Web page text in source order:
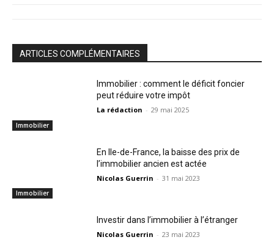
ARTICLES COMPLÉMENTAIRES
Immobilier
Immobilier : comment le déficit foncier
peut réduire votre impôt
La rédaction - 29 mai 2025
Immobilier
En Ile-de-France, la baisse des prix de
l’immobilier ancien est actée
Nicolas Guerrin - 31 mai 2023
Investir dans l’immobilier à l’étranger
Nicolas Guerrin - 23 mai 2023